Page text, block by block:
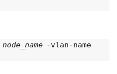
node_name -vlan-name